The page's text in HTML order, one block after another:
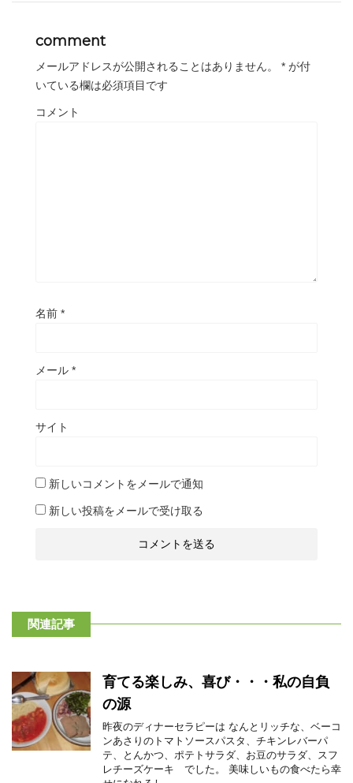
comment
メールアドレスが公開されることはありません。 * が付
いている欄は必須項目です
コメント
名前 *
メール *
サイト
新しいコメントをメールで通知
新しい投稿をメールで受け取る
関連記事
育てる楽しみ、喜び・・・私の自負
の源
昨夜のディナーセラピーは なんとリッチな、ベーコ
ンあさりのトマトソースパスタ、チキンレバーパ
テ、とんかつ、ポテトサラダ、お豆のサラダ、スフ
レチーズケーキ でした。 美味しいもの食べたら幸